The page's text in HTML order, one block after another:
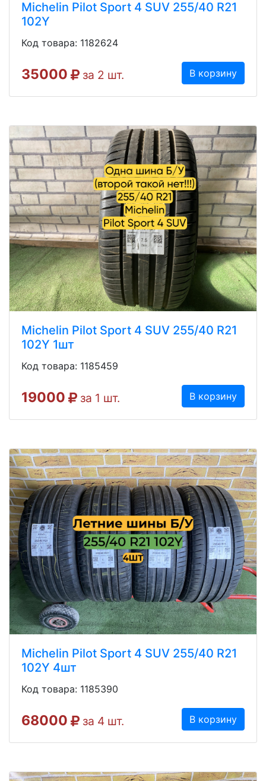
Michelin Pilot Sport 4 SUV 255/40 R21
102Y
Код товара: 1182624
35000 за 2 шт. В корзину
Michelin Pilot Sport 4 SUV 255/40 R21
102Y 1шт
Код товара: 1185459
19000 за 1 шт. В корзину
Michelin Pilot Sport 4 SUV 255/40 R21
102Y 4шт
Код товара: 1185390
68000 за 4 шт. В корзину